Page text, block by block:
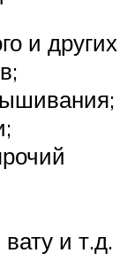
и других
и т.д.